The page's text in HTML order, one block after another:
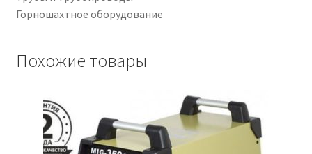
Горношахтное оборудование
Похожие товары